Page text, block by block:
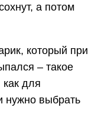
а потом
который при
– такое
для
нужно выбрать